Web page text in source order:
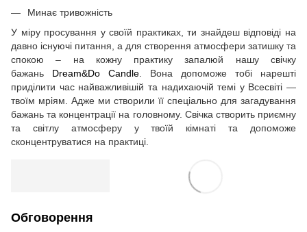
Минає тривожність
У міру просування у своїй практиках, ти знайдеш відповіді на
давно існуючі питання, а для створення атмосфери затишку та
спокою – на кожну практику запалюй нашу свічку
бажань Dream&Do Candle . Вона допоможе тобі нарешті
приділити час найважливішій та надихаючій темі у Всесвіті —
твоїм мріям. Адже ми створили її спеціально для загадування
бажань та концентрації на головному. Свічка створить приємну
та світлу атмосферу у твоїй кімнаті та допоможе
сконцентруватися на практиці.
Обговорення